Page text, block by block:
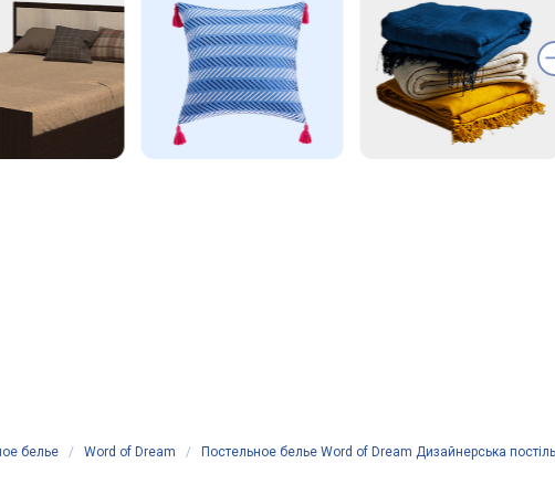
белье / Word of Dream / Постельное белье Word of Dream Дизайнерська